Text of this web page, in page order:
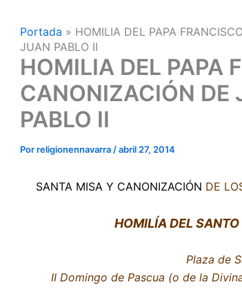
Portada » HOMILIA DEL PAPA
JUAN PABLO II
HOMILIA DEL PAPA
CANONIZACIÓN DE
PABLO II
Porreligionennavarra /abril 27, 2014
SANTA MISA Y CANONIZACIÓN DE
HOMILÍA DEL
Plaza de
II Domingo de Pascua (o de la